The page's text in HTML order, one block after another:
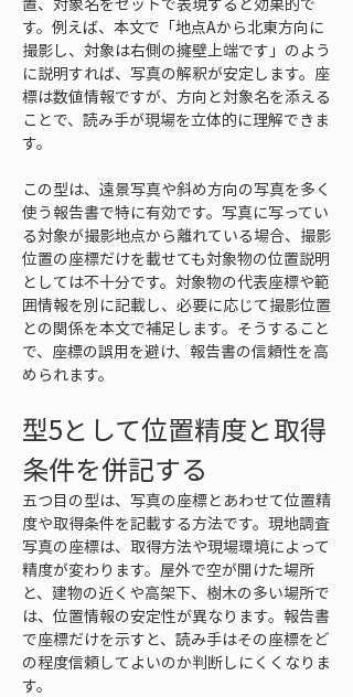
す。例えば、本文で「地点Aから北東方向に
撮影し、対象は右側の擁壁上端です」のよう
に説明すれば、写真の解釈が安定します。座
標は数値情報ですが、方向と対象名を添える
ことで、読み手が現場を立体的に理解できま
す。
この型は、遠景写真や斜め方向の写真を多く
使う報告書で特に有効です。写真に写ってい
る対象が撮影地点から離れている場合、撮影
位置の座標だけを載せても対象物の位置説明
としては不十分です。対象物の代表座標や範
囲情報を別に記載し、必要に応じて撮影位置
との関係を本文で補足します。そうすること
で、座標の誤用を避け、報告書の信頼性を高
められます。
型5として位置精度と取得
条件を併記する
五つ目の型は、写真の座標とあわせて位置精
度や取得条件を記載する方法です。現地調査
写真の座標は、取得方法や現場環境によって
精度が変わります。屋外で空が開けた場所
と、建物の近くや高架下、樹木の多い場所で
は、位置情報の安定性が異なります。報告書
で座標だけを示すと、読み手はその座標をど
の程度信頼してよいのか判断しにくくなりま
す。